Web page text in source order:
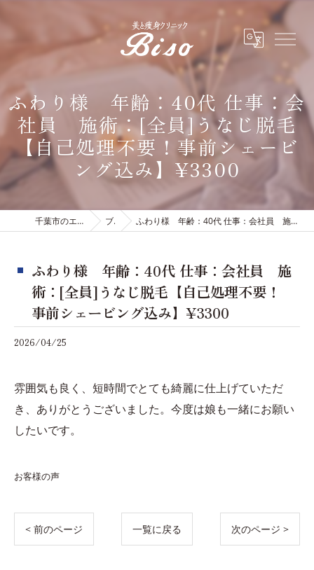
ふわり様 年齢：40代 仕事：会
社員 施術：[全員]うなじ脱毛
【自己処理不要！事前シェービ
ング込み】¥3300
千葉市のエステは有限会社ビソウ ブログ ふわり様 年齢：40代 仕事：会社員 施術：[全員]うなじ脱毛【自己処理不要！事前シェービング込み】¥3300
ふわり様 年齢：40代 仕事：会社員 施
術：[全員]うなじ脱毛【自己処理不要！
事前シェービング込み】¥3300
2026/04/25
雰囲気も良く、短時間でとても綺麗に仕上げていただ
き、ありがとうございました。今度は娘も一緒にお願い
したいです。
お客様の声
< 前のページ 一覧に戻る 次のページ >